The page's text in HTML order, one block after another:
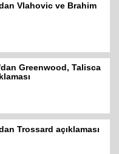
Vlahovic ve Brahim
Greenwood, Talisca
Trossard açıklaması